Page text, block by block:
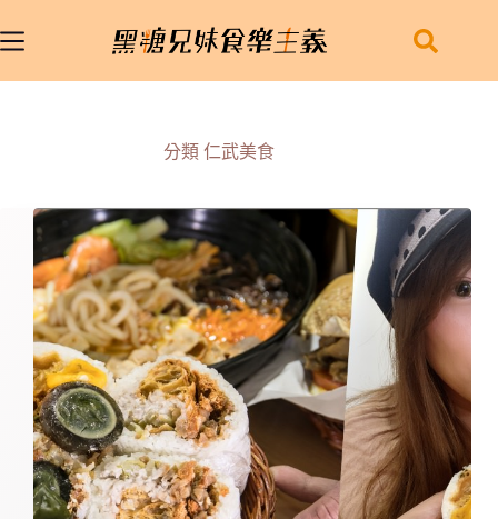
至
分類 仁武美食